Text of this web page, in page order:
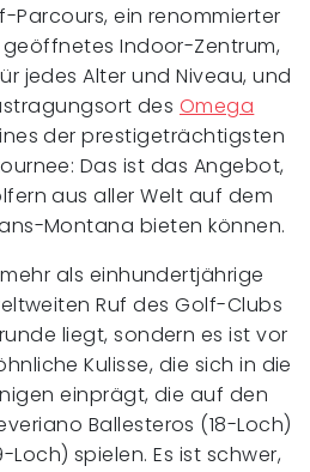
Parcours, ein renommierter
Indoor-Zentrum,
jedes Alter und Niveau, und
des Omega
der prestigeträchtigsten
Das ist das Angebot,
aus aller Welt auf dem
Montana bieten können.
als einhundertjährige
Ruf des Golf-Clubs
liegt, sondern es ist vor
Kulisse, die sich in die
einprägt, die auf den
Ballesteros (18-Loch)
spielen. Es ist schwer,